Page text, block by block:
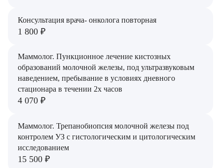
ЗАКРЫТЬ
Консультация врача- онколога повторная
1 800 ₽
Маммолог. Пункционное лечение кистозных
образований молочной железы, под ультразвуковым
наведением, пребывание в условиях дневного
стационара в течении 2х часов
4 070 ₽
Маммолог. Трепанобиопсия молочной железы под
контролем УЗ с гистологическим и цитологическим
исследованием
15 500 ₽
Байрамов Рустем Линафович
Батяева Екатерина Анатольевна
Билер Янина Ариановна
Богаевская Марина Викторовна
Бурмистров Аркадий Валерьевич
Буряк Полина Николаевна
Я даю согласие наобработку персональных данных
Я даю согласие наобработку персональных данных
Я даю согласие наобработку персональных данных